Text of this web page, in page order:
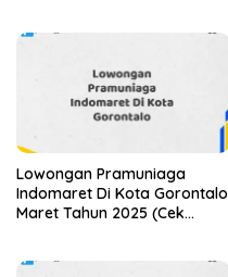
Lowongan Pramuniaga
Indomaret Di Kota Gorontalo
Maret Tahun 2025 (Cek